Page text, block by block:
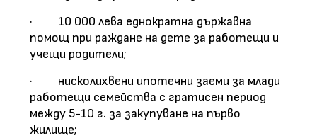
·
10 000 лева еднократна държавна
помощ при раждане на дете за работещи и
учещи родители;
·
нисколихвени ипотечни заеми за млади
работещи семейства с гратисен период
между 5-10 г. за закупуване на първо
жилище;